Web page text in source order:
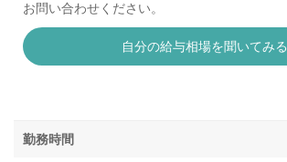
お問い合わせください。
自分の給与相場を聞いてみる
勤務時間